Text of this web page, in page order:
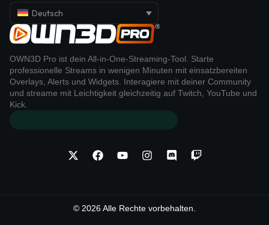
Deutsch
OWN3D Pro ist dein All-in-One-Streaming-Tool. Starte
professionelle Streams in wenigen Minuten mit einsatzbereiten
Overlays, Alerts und Widgets. Interagiere mit deiner Community
und streame mit Leichtigkeit gleichzeitig auf Twitch, YouTube und
Kick.
© 2026 Alle Rechte vorbehalten.